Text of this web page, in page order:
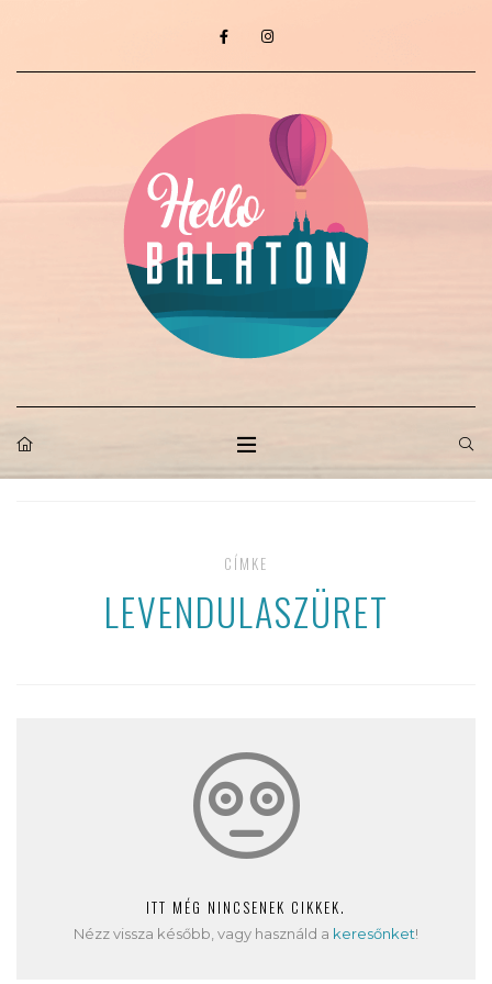
CÍMKE
LEVENDULASZÜRET
ITT MÉG NINCSENEK CIKKEK.
Nézz vissza később, vagy használd a keresőnket!